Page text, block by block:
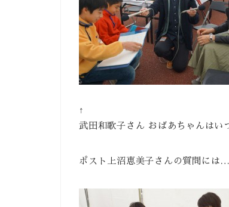
↑
武田和歌子さん おばあちゃんはい
ポスト上沼恵美子さんの質問に